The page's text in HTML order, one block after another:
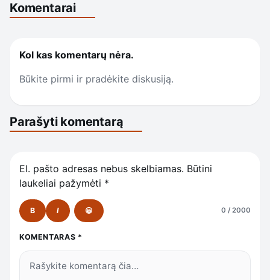
Komentarai
Kol kas komentarų nėra.
Būkite pirmi ir pradėkite diskusiją.
Parašyti komentarą
El. pašto adresas nebus skelbiamas. Būtini
laukeliai pažymėti *
B I 😀 0 / 2000
KOMENTARAS *